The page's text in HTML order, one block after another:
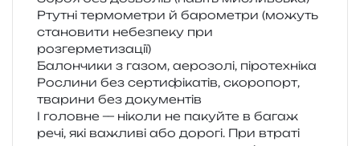
Ртутні тер­мо­ме­три й баро­ме­три (можуть
ста­но­ви­ти небез­пе­ку при
розгерметизації)
Балончики з газом, аеро­зо­лі, піротехніка
Рослини без сер­ти­фі­ка­тів, ско­ро­порт,
тва­ри­ни без документів
І голов­не — ніко­ли не пакуй­те в багаж
речі, які важли­ві або доро­гі. При втра­ті